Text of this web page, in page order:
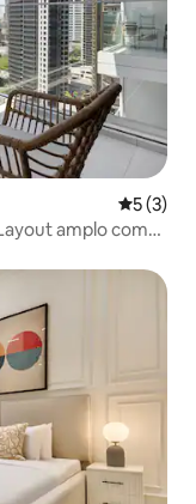
5 de
5 (3)
amplo com